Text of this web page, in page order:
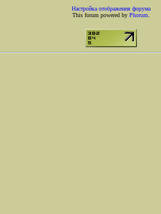
Настройка отображения форума
This forum powered by Phorum